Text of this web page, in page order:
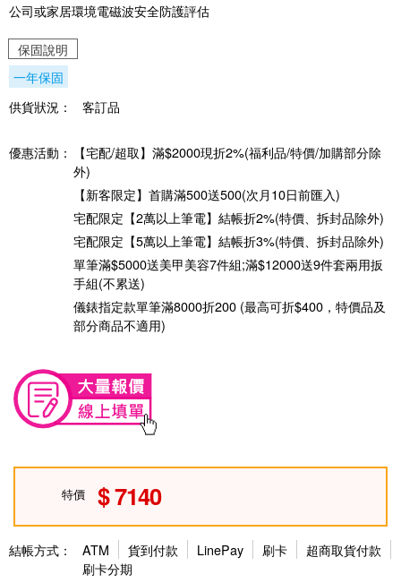
公司或家居環境電磁波安全防護評估
保固說明
一年保固
供貨狀況：
客訂品
優惠活動：
【宅配/超取】滿$2000現折2%(福利品/特價/加購部分除
外)
【新客限定】首購滿500送500(次月10日前匯入)
宅配限定【2萬以上筆電】結帳折2%(特價、拆封品除外)
宅配限定【5萬以上筆電】結帳折3%(特價、拆封品除外)
單筆滿$5000送美甲美容7件組;滿$12000送9件套兩用扳
手組(不累送)
儀錶指定款單筆滿8000折200 (最高可折$400，特價品及
部分商品不適用)
特價 7140
結帳方式： ATM 貨到付款 LinePay 刷卡
超商取貨付款
刷卡分期